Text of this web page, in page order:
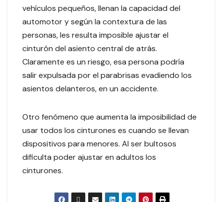
vehículos pequeños, llenan la capacidad del
automotor y según la contextura de las
personas, les resulta imposible ajustar el
cinturón del asiento central de atrás.
Claramente es un riesgo, esa persona podría
salir expulsada por el parabrisas evadiendo los
asientos delanteros, en un accidente.
Otro fenómeno que aumenta la imposibilidad de
usar todos los cinturones es cuando se llevan
dispositivos para menores. Al ser bultosos
dificulta poder ajustar en adultos los
cinturones.